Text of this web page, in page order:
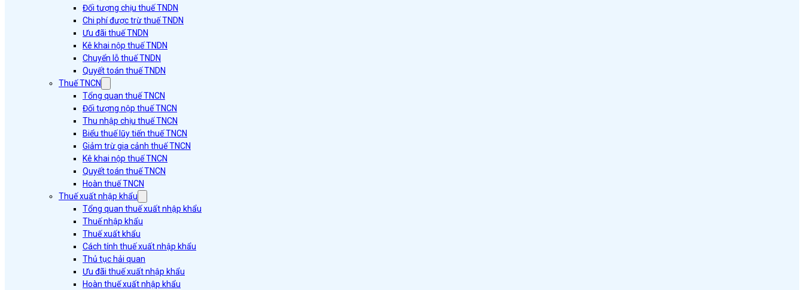
Đối tượng chịu thuế TNDN
Chi phí được trừ thuế TNDN
Ưu đãi thuế TNDN
Kê khai nộp thuế TNDN
Chuyển lỗ thuế TNDN
Quyết toán thuế TNDN
Thuế TNCN
Tổng quan thuế TNCN
Đối tượng nộp thuế TNCN
Thu nhập chịu thuế TNCN
Biểu thuế lũy tiến thuế TNCN
Giảm trừ gia cảnh thuế TNCN
Kê khai nộp thuế TNCN
Quyết toán thuế TNCN
Hoàn thuế TNCN
Thuế xuất nhập khẩu
Tổng quan thuế xuất nhập khẩu
Thuế nhập khẩu
Thuế xuất khẩu
Cách tính thuế xuất nhập khẩu
Thủ tục hải quan
Ưu đãi thuế xuất nhập khẩu
Hoàn thuế xuất nhập khẩu